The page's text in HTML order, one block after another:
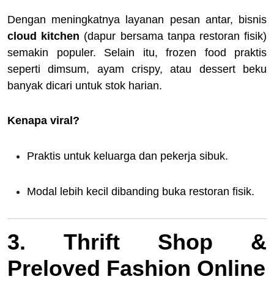
Dengan meningkatnya layanan pesan antar, bisnis
cloud kitchen (dapur bersama tanpa restoran fisik)
semakin populer. Selain itu, frozen food praktis
seperti dimsum, ayam crispy, atau dessert beku
banyak dicari untuk stok harian.
Kenapa viral?
Praktis untuk keluarga dan pekerja sibuk.
Modal lebih kecil dibanding buka restoran fisik.
3. Thrift Shop &
Preloved Fashion Online